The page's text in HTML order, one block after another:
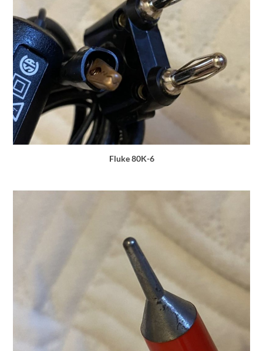
Fluke 80K-6